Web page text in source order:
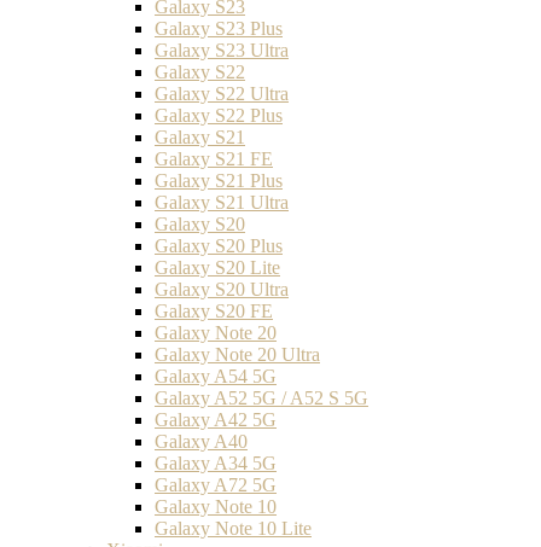
Galaxy S23
Galaxy S23 Plus
Galaxy S23 Ultra
Galaxy S22
Galaxy S22 Ultra
Galaxy S22 Plus
Galaxy S21
Galaxy S21 FE
Galaxy S21 Plus
Galaxy S21 Ultra
Galaxy S20
Galaxy S20 Plus
Galaxy S20 Lite
Galaxy S20 Ultra
Galaxy S20 FE
Galaxy Note 20
Galaxy Note 20 Ultra
Galaxy A54 5G
Galaxy A52 5G / A52 S 5G
Galaxy A42 5G
Galaxy A40
Galaxy A34 5G
Galaxy A72 5G
Galaxy Note 10
Galaxy Note 10 Lite